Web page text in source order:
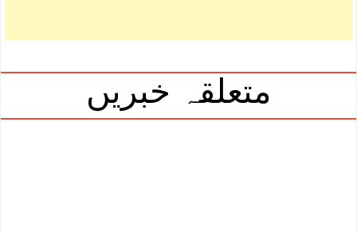
متعلقہ خبریں